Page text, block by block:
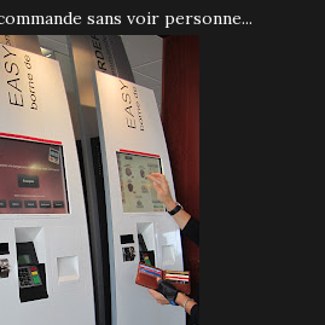
sans voir personne...